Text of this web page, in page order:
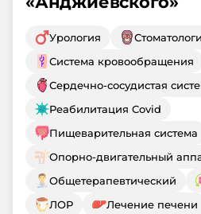
Урология
Система кровообращения
Сердечно-сосудистая
Реабилитация Covid
Пищеварительная система
Опорно-двигательный
Общетерапевтический
ЛОР
Лечение печени